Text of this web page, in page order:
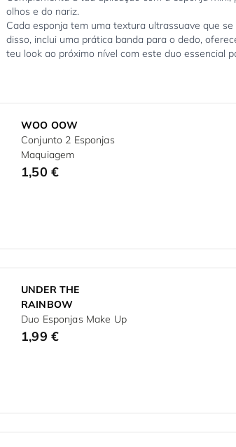
olhos e do nariz.
Cada esponja tem uma textura ultrassuave que
disso, inclui uma prática banda para o dedo,
teu look ao próximo nível com este duo essencial
WOO OOW
Conjunto 2 Esponjas
Maquiagem
1,50 €
UNDER THE
RAINBOW
Duo Esponjas Make Up
1,99 €